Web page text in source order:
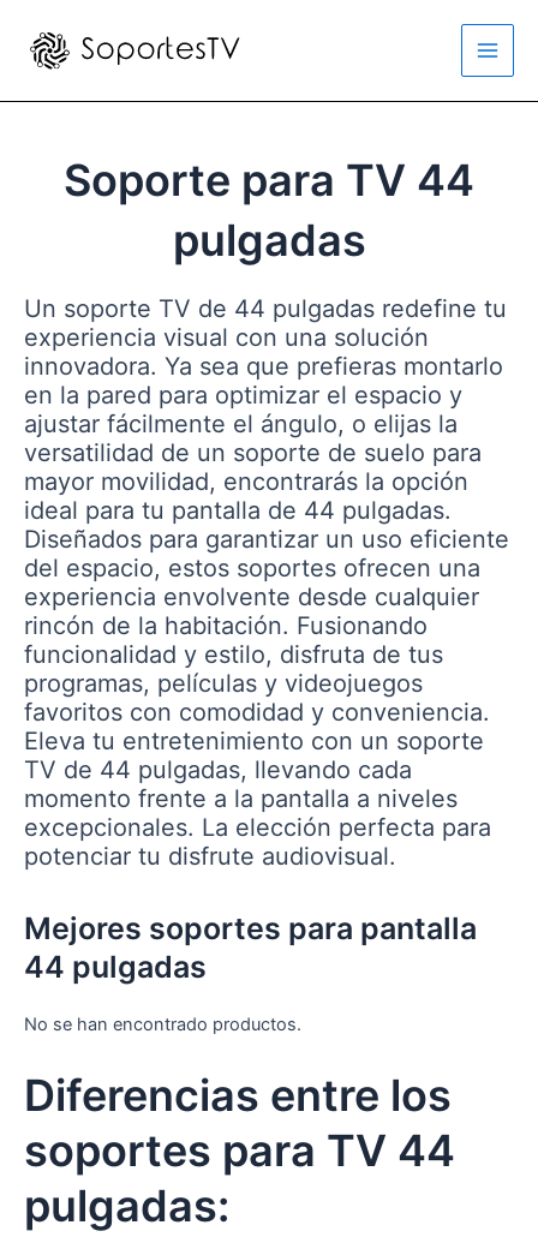
contenido
Main
Soporte para TV 44
pulgadas
Un soporte TV de 44 pulgadas redefine tu
experiencia visual con una solución
innovadora. Ya sea que prefieras montarlo
en la pared para optimizar el espacio y
ajustar fácilmente el ángulo, o elijas la
versatilidad de un soporte de suelo para
mayor movilidad, encontrarás la opción
ideal para tu pantalla de 44 pulgadas.
Diseñados para garantizar un uso eficiente
del espacio, estos soportes ofrecen una
experiencia envolvente desde cualquier
rincón de la habitación. Fusionando
funcionalidad y estilo, disfruta de tus
programas, películas y videojuegos
favoritos con comodidad y conveniencia.
Eleva tu entretenimiento con un soporte
TV de 44 pulgadas, llevando cada
momento frente a la pantalla a niveles
excepcionales. La elección perfecta para
potenciar tu disfrute audiovisual.
Mejores soportes para pantalla
44 pulgadas
No se han encontrado productos.
Diferencias entre los
soportes para TV 44
pulgadas: